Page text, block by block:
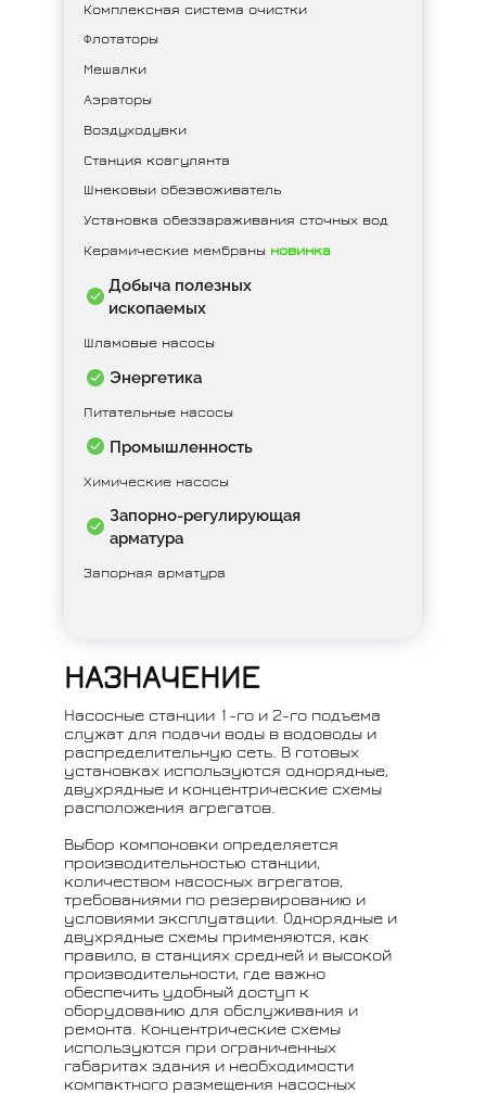
Комплексная система очистки
Флотаторы
Мешалки
Аэраторы
Воздуходувки
Станция коагулянта
Шнековыи обезвоживатель
Установка обеззараживания сточных вод
Керамические мембраны новинка
Добыча полезных
ископаемых
Шламовые насосы
Энергетика
Питательные насосы
Промышленность
Химические насосы
Запорно-регулирующая
арматура
Запорная арматура
НАЗНАЧЕНИЕ
Насосные станции 1-го и 2-го подъема
служат для подачи воды в водоводы и
распределительную сеть. В готовых
установках используются однорядные,
двухрядные и концентрические схемы
расположения агрегатов.
Выбор компоновки определяется
производительностью станции,
количеством насосных агрегатов,
требованиями по резервированию и
условиями эксплуатации. Однорядные и
двухрядные схемы применяются, как
правило, в станциях средней и высокой
производительности, где важно
обеспечить удобный доступ к
оборудованию для обслуживания и
ремонта. Концентрические схемы
используются при ограниченных
габаритах здания и необходимости
компактного размещения насосных